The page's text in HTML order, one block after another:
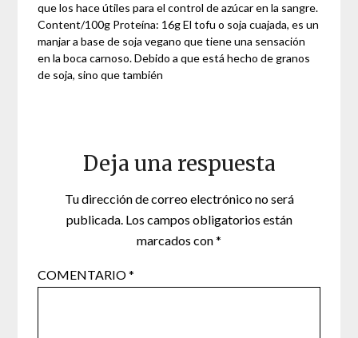
que los hace útiles para el control de azúcar en la sangre.
Content/100g Proteína: 16g El tofu o soja cuajada, es un
manjar a base de soja vegano que tiene una sensación
en la boca carnoso. Debido a que está hecho de granos
de soja, sino que también
Deja una respuesta
Tu dirección de correo electrónico no será
publicada. Los campos obligatorios están
marcados con*
COMENTARIO*